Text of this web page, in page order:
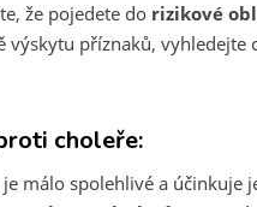
že pojedete do rizikové
výskytu příznaků, vyhledejte
choleře:
málo spolehlivé a účinkuje